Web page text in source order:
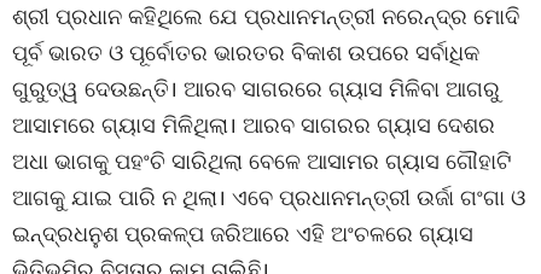
ଶ୍ରୀ ପ୍ରଧାନ କହିଥିଲେ ଯେ ପ୍ରଧାନମନ୍ତ୍ରୀ ନରେନ୍ଦ୍ର ମୋଦି
ପୂର୍ବ ଭାରତ ଓ ପୂର୍ବୋତର ଭାରତର ବିକାଶ ଉପରେ ସର୍ବାଧିକ
ଗୁରୁତ୍ୱ ଦେଉଛନ୍ତି। ଆରବ ସାଗରରେ ଗ୍ୟାସ ମିଳିବା ଆଗରୁ
ଆସାମରେ ଗ୍ୟାସ ମିଳିଥିଲା। ଆରବ ସାଗରର ଗ୍ୟାସ ଦେଶର
ଅଧା ଭାଗକୁ ପହଂଚି ସାରିଥିଲା ବେଳେ ଆସାମର ଗ୍ୟାସ ଗୌହାଟି
ଆଗକୁ ଯାଇ ପାରି ନ ଥିଲା। ଏବେ ପ୍ରଧାନମନ୍ତ୍ରୀ ଉର୍ଜା ଗଂଗା ଓ
ଇନ୍ଦ୍ରଧନୁଶ ପ୍ରକଳ୍ପ ଜରିଆରେ ଏହି ଅଂଚଳରେ ଗ୍ୟାସ